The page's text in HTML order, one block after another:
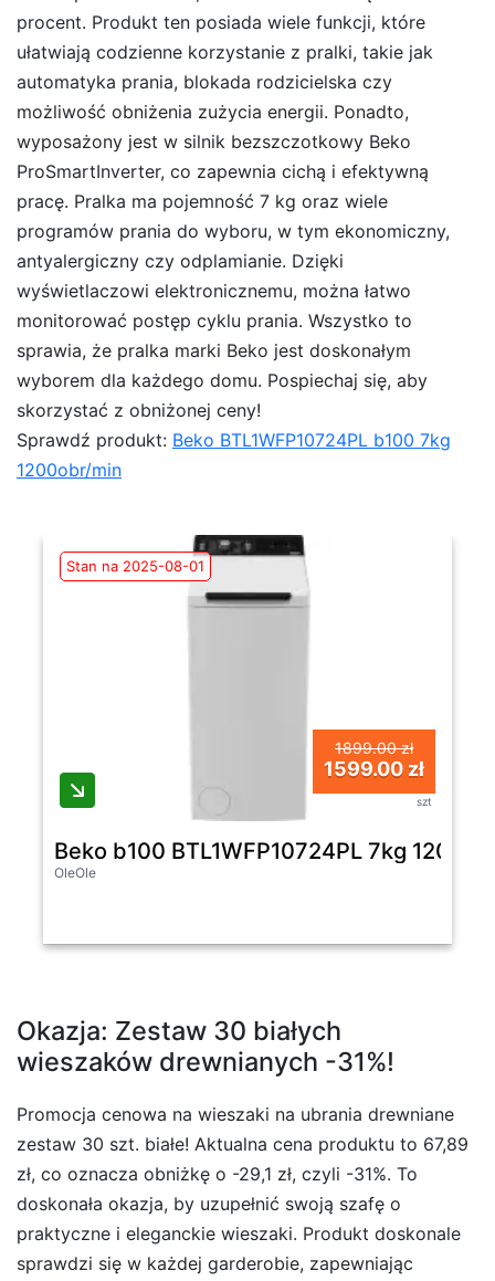
procent. Produkt ten posiada wiele funkcji, które
ułatwiają codzienne korzystanie z pralki, takie jak
automatyka prania, blokada rodzicielska czy
możliwość obniżenia zużycia energii. Ponadto,
wyposażony jest w silnik bezszczotkowy Beko
ProSmartInverter, co zapewnia cichą i efektywną
pracę. Pralka ma pojemność 7 kg oraz wiele
programów prania do wyboru, w tym ekonomiczny,
antyalergiczny czy odplamianie. Dzięki
wyświetlaczowi elektronicznemu, można łatwo
monitorować postęp cyklu prania. Wszystko to
sprawia, że pralka marki Beko jest doskonałym
wyborem dla każdego domu. Pospiechaj się, aby
skorzystać z obniżonej ceny!
Sprawdź produkt: Beko BTL1WFP10724PL b100 7kg
1200obr/min
Stan na 2025-08-01
1899.00 zł
1599.00 zł
szt
Beko b100 BTL1WFP10724PL 7kg
OleOle
Okazja: Zestaw 30 białych
wieszaków drewnianych -31%!
Promocja cenowa na wieszaki na ubrania drewniane
zestaw 30 szt. białe! Aktualna cena produktu to 67,89
zł, co oznacza obniżkę o -29,1 zł, czyli -31%. To
doskonała okazja, by uzupełnić swoją szafę o
praktyczne i eleganckie wieszaki. Produkt doskonale
sprawdzi się w każdej garderobie, zapewniając